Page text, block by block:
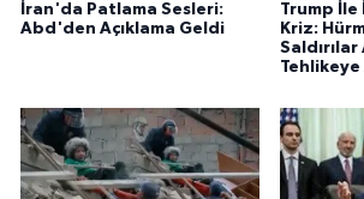
İran'da Patlama Sesleri:
Abd'den Açıklama Geldi
Trump İle
Kriz:
Tehlikeye